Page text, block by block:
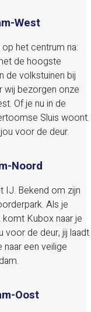
West
het centrum na:
de hoogste
de volkstuinen bij
wij bezorgen onze
Of je nu in de
Sluis woont.
voor de deur.
Noord
IJ. Bekend om zijn
Als je
Kubox naar je
voor de deur, jij laadt
een veilige
Oost